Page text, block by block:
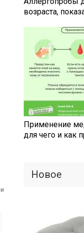
возраста,
Применение
для чего и как
Новое